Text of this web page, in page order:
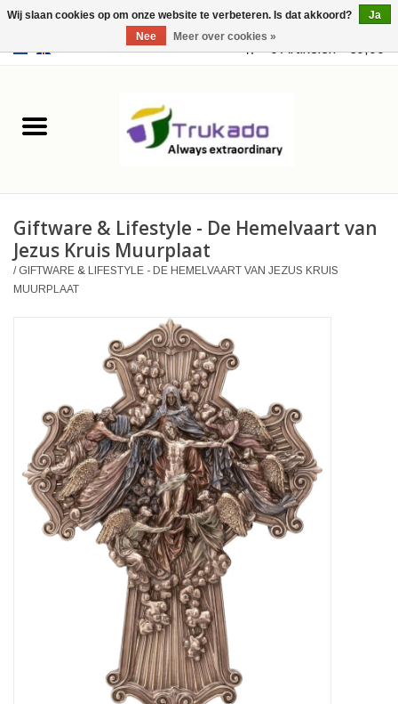
USD 0 Artikelen - €0,00
Leer
Merchandise
Retro Vintage
Veronese Design
Giftware & Lifestyle &
Collectables
Giftware & Lifestyle - De Hemelvaart van
Jezus Kruis Muurplaat
/ GIFTWARE & LIFESTYLE - DE HEMELVAART VAN JEZUS KRUIS
MUURPLAAT
Wij slaan cookies op om onze website te verbeteren. Is dat akkoord?
Ja
Nee
Meer over cookies »